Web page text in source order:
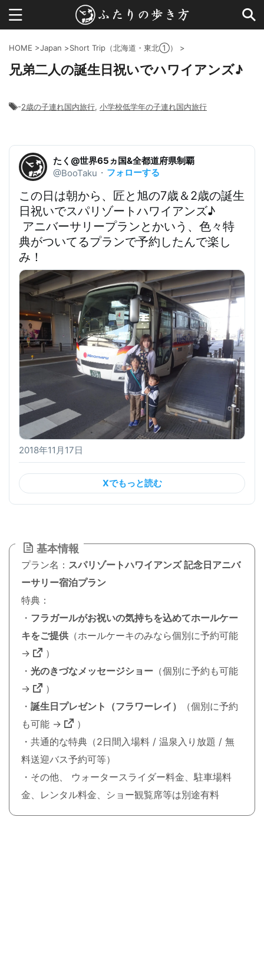
HOME >Japan >Short Trip（北海道・東北①） >
兄弟二人の誕生日祝いでハワイアンズ♪
-2歳の子連れ国内旅行, 小学校低学年の子連れ国内旅行
たく@世界65ヵ国&全都道府県制覇
@BooTaku ・ フォローする
この日は朝から、 匠と旭の7歳＆2歳の誕生
日祝いでスパリゾートハワイアンズ♪
アニバーサリープランとかいう、色々特
典がついてるプランで予約したんで楽し
み！
2018年11月17日
Xでもっと読む
基本情報
プラン名： スパリゾートハワイアンズ 記念日アニバ
ーサリー宿泊プラン
特典：
・ フラガールがお祝いの気持ちを込めてホールケー
キをご提供 （ホールケーキのみなら個別に予約可能
→
）
・ 光のきづなメッセージショー （個別に予約も可能
→
）
・ 誕生日プレゼント（フラワーレイ）
（個別に予約
も可能 →
）
・共通的な特典（2日間入場料 / 温泉入り放題 / 無
料送迎バス予約可等）
・その他、 ウォータースライダー料金、駐車場料
金、レンタル料金、ショー観覧席等は別途有料